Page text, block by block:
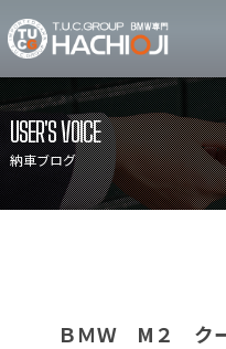
ニュース
目玉車両一覧
保証＆サービス
USER'S VOICE
納車ブログ
ＢＭＷ M２ ク